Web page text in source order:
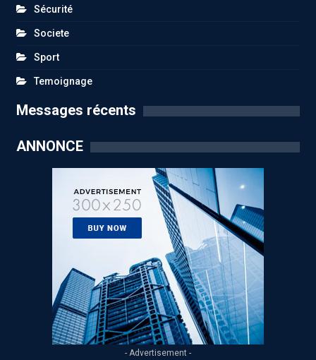
Sécurité
Societe
Sport
Temoignage
Messages récents
ANNONCE
- Advertisement -